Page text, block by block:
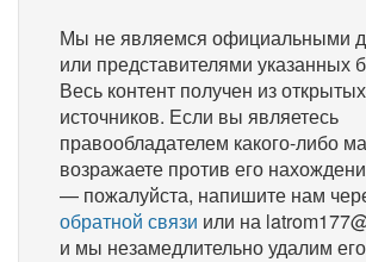
Мы не являемся официальными
или представителями указанных
Весь контент получен из открытых
источников. Если вы являетесь
правообладателем какого-либо
возражаете против его
— пожалуйста, напишите нам
обратной связи или на
и мы незамедлительно удалим